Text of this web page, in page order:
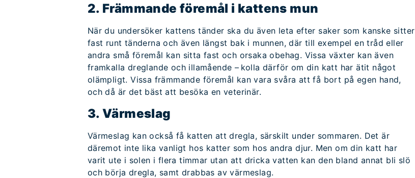
2. Främmande föremål i kattens mun
När du undersöker kattens tänder ska du även leta efter saker som kanske sitter
fast runt tänderna och även längst bak i munnen, där till exempel en tråd eller
andra små föremål kan sitta fast och orsaka obehag. Vissa växter kan även
framkalla dreglande och illamående – kolla därför om din katt har ätit något
olämpligt. Vissa främmande föremål kan vara svåra att få bort på egen hand,
och då är det bäst att besöka en veterinär.
3. Värmeslag
Värmeslag kan också få katten att dregla, särskilt under sommaren. Det är
däremot inte lika vanligt hos katter som hos andra djur. Men om din katt har
varit ute i solen i flera timmar utan att dricka vatten kan den bland annat bli slö
och börja dregla, samt drabbas av värmeslag.